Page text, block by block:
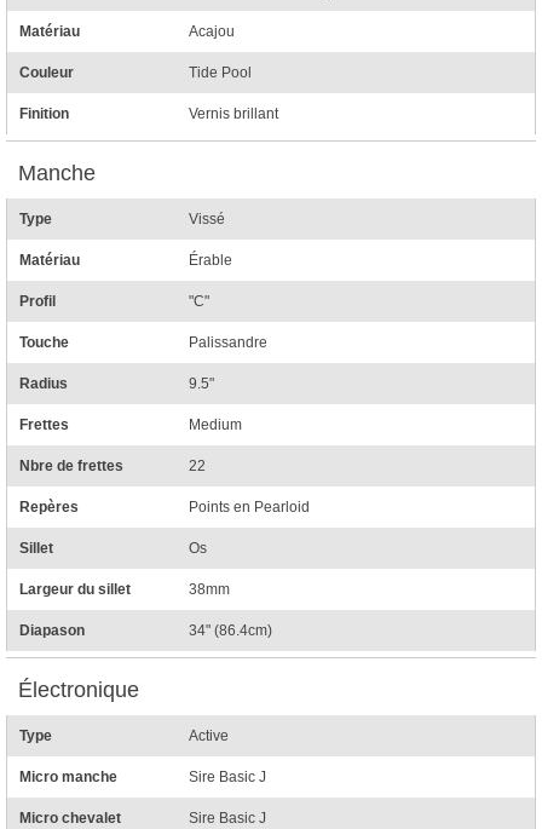
Matériau Acajou
Couleur Tide Pool
Finition Vernis brillant
Manche
Type Vissé
Matériau Érable
Profil "C"
Touche Palissandre
Radius 9.5"
Frettes Medium
Nbre de frettes 22
Repères Points en Pearloid
Sillet Os
Largeur du sillet 38mm
Diapason 34" (86.4cm)
Électronique
Type Active
Micro manche Sire Basic J
Micro chevalet Sire Basic J